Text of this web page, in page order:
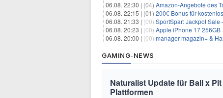
06.08. 22:30 | (04) Amazon-Angebote des
06.08. 22:15 | (01) 200€ Bonus für
06.08. 21:33 | (00) SportSpar: Jackpot Sale
06.08. 20:23 | (00) Apple iPhone 17 256GB +
06.08. 20:00 | (00) manager magazin+ &
GAMING-NEWS
Naturalist Update für Ball x
Plattformen